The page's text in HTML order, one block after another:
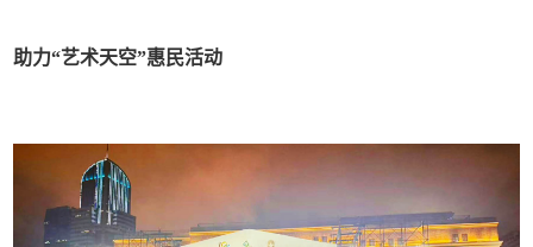
助力“艺术天空”惠民活动